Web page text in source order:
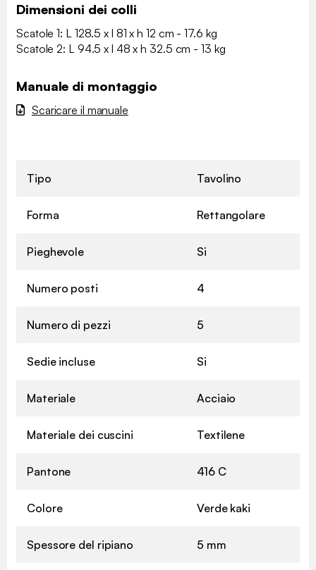
Dimensioni dei colli
Scatole 1: L 128.5 x l 81 x h 12 cm - 17.6 kg
Scatole 2: L 94.5 x l 48 x h 32.5 cm - 13 kg
Manuale di montaggio
Scaricare il manuale
Tipo Tavolino
Forma Rettangolare
Pieghevole Si
Numero posti 4
Numero di pezzi 5
Sedie incluse Si
Materiale Acciaio
Materiale dei cuscini Textilene
Pantone 416 C
Colore Verde kaki
Spessore del ripiano 5 mm